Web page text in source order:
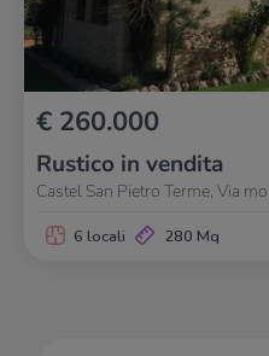
€ 260.000
Rustico in vendita
Castel San Pietro Terme, Via
6 locali 280 Mq